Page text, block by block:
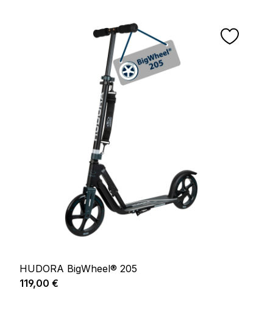
HUDORA BigWheel® 205
Prix régulier :
119,00 €